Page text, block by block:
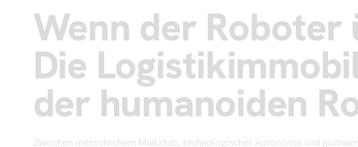
Wenn der
Die
der humanoiden
Zwischen menschlichem Maßstab, technologischer Autonomie und